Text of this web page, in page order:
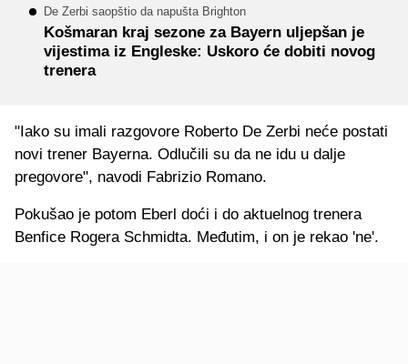
De Zerbi saopštio da napušta Brighton
Košmaran kraj sezone za Bayern uljepšan je
vijestima iz Engleske: Uskoro će dobiti novog
trenera
"Iako su imali razgovore Roberto De Zerbi neće postati
novi trener Bayerna. Odlučili su da ne idu u dalje
pregovore", navodi Fabrizio Romano.
Pokušao je potom Eberl doći i do aktuelnog trenera
Benfice Rogera Schmidta. Međutim, i on je rekao 'ne'.